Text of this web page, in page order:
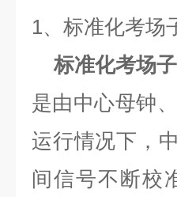
1、标准化考场
标准化考场
是由中心母钟
运行情况下，
间信号不断校